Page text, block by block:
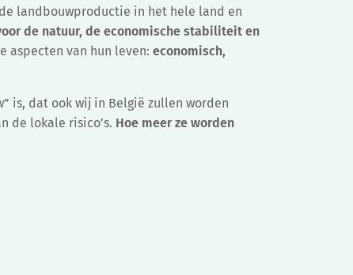
landbouwproductie in het hele land en
de natuur, de economische stabiliteit en
aspecten van hun leven:economisch,
is, dat ook wij in België zullen worden
de lokale risico’s. Hoe meer ze worden